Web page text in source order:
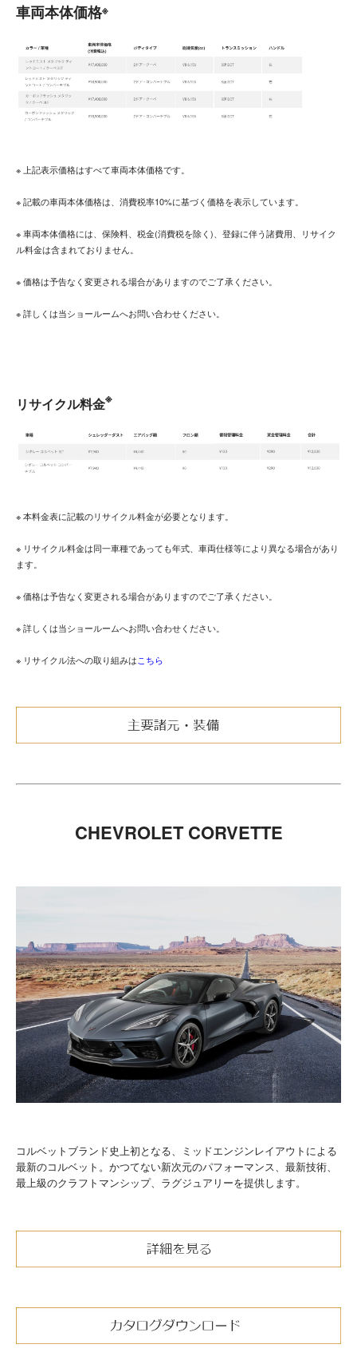
車両本体価格※
※ 上記表示価格はすべて車両本体価格です。
※ 記載の車両本体価格は、消費税率10%に基づく価格を表示しています。
※ 車両本体価格には、保険料、税金(消費税を除く)、登録に伴う諸費用、リサイク
ル料金は含まれておりません。
※ 価格は予告なく変更される場合がありますのでご了承ください。
※ 詳しくは当ショールームへお問い合わせください。
リサイクル料金※
※ 本料金表に記載のリサイクル料金が必要となります。
※ リサイクル料金は同一車種であっても年式、車両仕様等により異なる場合があり
ます。
※ 価格は予告なく変更される場合がありますのでご了承ください。
※ 詳しくは当ショールームへお問い合わせください。
※ リサイクル法への取り組みはこちら
CHEVROLET CORVETTE
コルベットブランド史上初となる、ミッドエンジンレイアウトによる
最新のコルベット。かつてない新次元のパフォーマンス、最新技術、
最上級のクラフトマンシップ、ラグジュアリーを提供します。